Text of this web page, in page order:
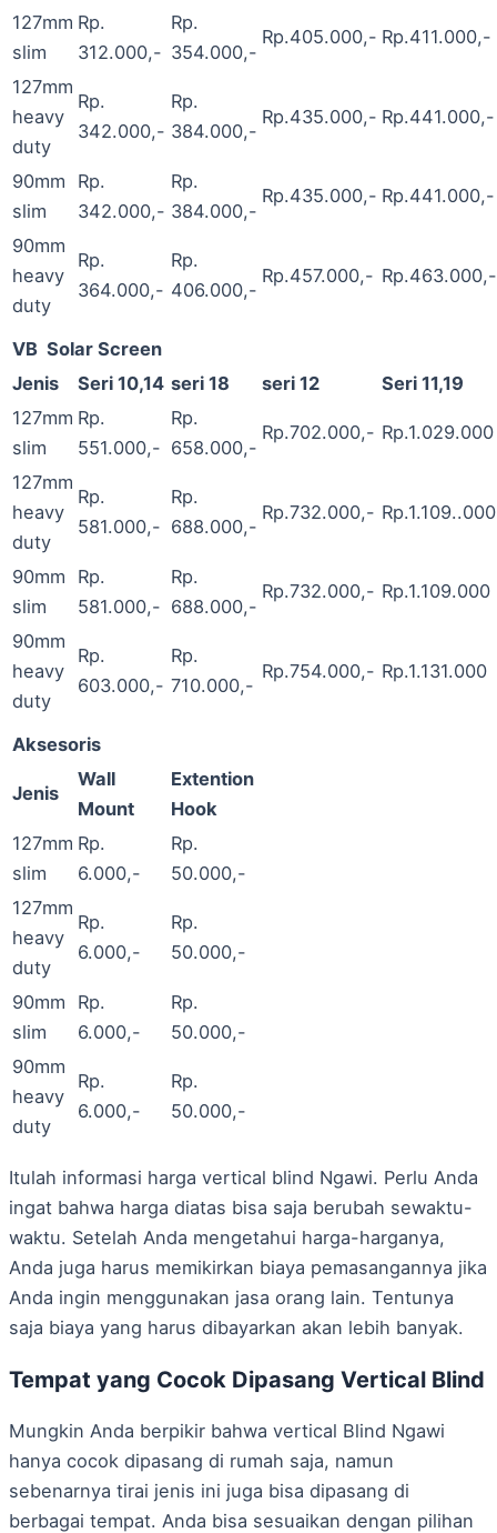
127mm
slim
Rp.
312.000,-
Rp.
354.000,-
Rp.405.000,- Rp.411.000,-
127mm
heavy
duty
Rp.
342.000,-
Rp.
384.000,-
Rp.435.000,- Rp.441.000,-
90mm
slim
Rp.
342.000,-
Rp.
384.000,-
Rp.435.000,- Rp.441.000,-
90mm
heavy
duty
Rp.
364.000,-
Rp.
406.000,-
Rp.457.000,- Rp.463.000,-
VB Solar Screen
Jenis
Seri 10,14 seri 18 seri 12
Seri 11,19
127mm
slim
Rp.
551.000,-
Rp.
658.000,-
Rp.702.000,- Rp.1.029.000
127mm
heavy
duty
Rp.
581.000,-
Rp.
688.000,-
Rp.732.000,- Rp.1.109..000
90mm
slim
Rp.
581.000,-
Rp.
688.000,-
Rp.732.000,- Rp.1.109.000
90mm
heavy
duty
Rp.
603.000,-
Rp.
710.000,-
Rp.754.000,- Rp.1.131.000
Aksesoris
Jenis
Wall
Mount
Extention
Hook
127mm
slim
Rp.
6.000,-
Rp.
50.000,-
127mm
heavy
duty
Rp.
6.000,-
Rp.
50.000,-
90mm
slim
Rp.
6.000,-
Rp.
50.000,-
90mm
heavy
duty
Rp.
6.000,-
Rp.
50.000,-
Itulah informasi harga vertical blind Ngawi. Perlu Anda
ingat bahwa harga diatas bisa saja berubah sewaktu-
waktu. Setelah Anda mengetahui harga-harganya,
Anda juga harus memikirkan biaya pemasangannya jika
Anda ingin menggunakan jasa orang lain. Tentunya
saja biaya yang harus dibayarkan akan lebih banyak.
Tempat yang Cocok Dipasang Vertical Blind
Mungkin Anda berpikir bahwa vertical Blind Ngawi
hanya cocok dipasang di rumah saja, namun
sebenarnya tirai jenis ini juga bisa dipasang di
berbagai tempat. Anda bisa sesuaikan dengan pilihan